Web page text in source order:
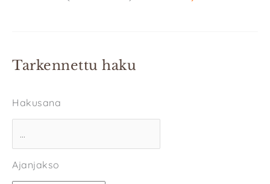
Tarkennettu haku
Hakusana
Ajanjakso